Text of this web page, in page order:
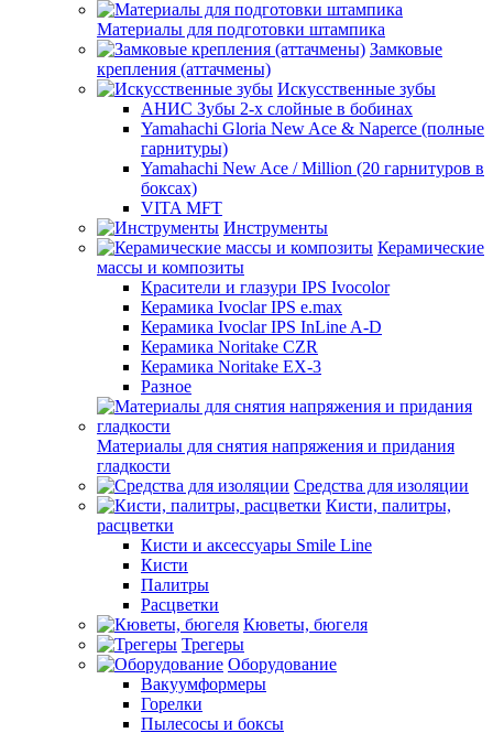
Материалы для подготовки штампика
Замковые
крепления (аттачмены)
Искусственные зубы
АНИС Зубы 2-х слойные в бобинах
Yamahachi Gloria New Ace & Naperce (полные
гарнитуры)
Yamahachi New Ace / Million (20 гарнитуров в
боксах)
VITA MFT
Инструменты
Керамические
массы и композиты
Красители и глазури IPS Ivocolor
Керамика Ivoclar IPS e.max
Керамика Ivoclar IPS InLine A-D
Керамика Noritake CZR
Керамика Noritake EX-3
Разное
Материалы для снятия напряжения и придания
гладкости
Средства для изоляции
Кисти, палитры,
расцветки
Кисти и аксессуары Smile Line
Кисти
Палитры
Расцветки
Кюветы, бюгеля
Трегеры
Оборудование
Вакуумформеры
Горелки
Пылесосы и боксы